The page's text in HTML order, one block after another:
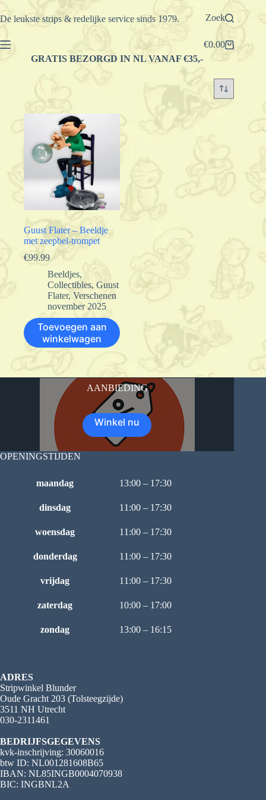
Ga
naar
De leukste strips & redelijke service sinds 1979. Zoek
Winkelwagen
€0.00
GRATIS BEZORGD IN NL VANAF €35,-
Guust Flater – Beeldje
met zeepbel-trompet
€99.99
Beeldjes,
Collectibles, Guust
Flater, Verschenen
november 2025
Toevoegen aan
winkelwagen
AANBIEDING
Winkel nu
OPENINGSTIJDEN
maandag 13:00 – 17:30
dinsdag 11:00 – 17:30
woensdag 11:00 – 17:30
donderdag 11:00 – 17:30
vrijdag 11:00 – 17:30
zaterdag 10:00 – 17:00
zondag 13:00 – 16:15
ADRES
Stripwinkel Blunder
Oude Gracht 203 (Tolsteegzijde)
3511 NH Utrecht
030-2311461
BEDRIJFSGEGEVENS
kvk-inschrijving: 30060016
btw ID: NL001281608B65
IBAN: NL85INGB0004070938
BIC: INGBNL2A